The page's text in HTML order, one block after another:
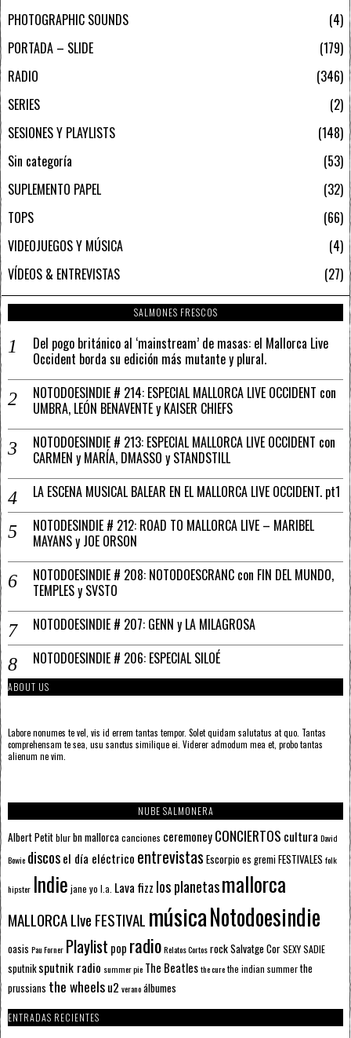
PHOTOGRAPHIC SOUNDS
4
PORTADA – SLIDE
179
RADIO
346
SERIES
2
SESIONES Y PLAYLISTS
148
Sin categoría
53
SUPLEMENTO PAPEL
32
TOPS
66
VIDEOJUEGOS Y MÚSICA
4
VÍDEOS & ENTREVISTAS
27
SALMONES FRESCOS
Del pogo británico al ‘mainstream’ de masas: el Mallorca Live
Occident borda su edición más mutante y plural.
NOTODOESINDIE # 214: ESPECIAL MALLORCA LIVE OCCIDENT con
UMBRA, LEÓN BENAVENTE y KAISER CHIEFS
NOTODOESINDIE # 213: ESPECIAL MALLORCA LIVE OCCIDENT con
CARMEN y MARÍA, DMASSO y STANDSTILL
LA ESCENA MUSICAL BALEAR EN EL MALLORCA LIVE OCCIDENT. pt1
NOTODESINDIE # 212: ROAD TO MALLORCA LIVE – MARIBEL
MAYANS y JOE ORSON
NOTODOESINDIE # 208: NOTODOESCRANC con FIN DEL MUNDO,
TEMPLES y SVSTO
NOTODOESINDIE # 207: GENN y LA MILAGROSA
NOTODOESINDIE # 206: ESPECIAL SILOÉ
ABOUT US
Labore nonumes te vel, vis id errem tantas tempor. Solet quidam salutatus at quo. Tantas
comprehensam te sea, usu sanctus similique ei. Viderer admodum mea et, probo tantas
alienum ne vim.
NUBE SALMONERA
Albert Petitblurbn mallorcacanciones ceremoneyCONCIERTOS cultura David
Bowie discosel día eléctrico entrevistas Escorpioes gremiFESTIVALES folk
hipster Indie jane yo l.a. Lava fizz los planetasmallorca
MALLORCA LIve FESTIVAL músicaNotodoesindie
oasis Pau Forner Playlist pop radioRelatos CortosrockSalvatge CorSEXY SADIE
sputnik sputnik radio summer pie The Beatlesthe curethe indian summerthe
prussians the wheelsu2 veranoálbumes
ENTRADAS RECIENTES